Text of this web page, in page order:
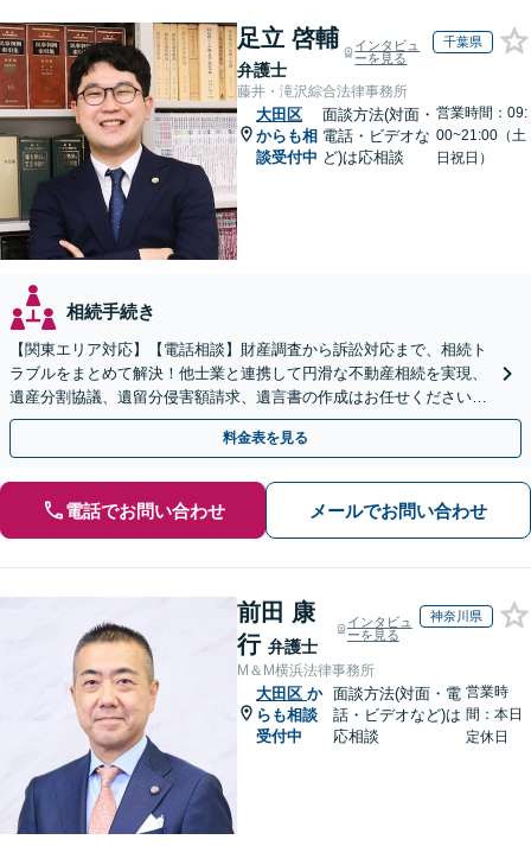
足立 啓輔
弁護士
インタビュ
ーを見る
千葉県
藤井・滝沢綜合法律事務所
大田区
からも相
談受付中
面談方法(対面・
電話・ビデオな
ど)は応相談
営業時間：09:
00~21:00（土
日祝日）
相続手続き
【関東エリア対応】【電話相談】財産調査から訴訟対応まで、相続ト
ラブルをまとめて解決！他士業と連携して円滑な不動産相続を実現、
遺産分割協議、遺留分侵害額請求、遺言書の作成はお任せください。
明確な料金体系【オンライン面談可能】
料金表を見る
電話でお問い合わせ メールでお問い合わせ
前田 康
行 弁護士
インタビュ
ーを見る
神奈川県
M＆M横浜法律事務所
大田区 か
らも相談
受付中
面談方法(対面・電
話・ビデオなど)は
応相談
営業時
間：本日
定休日